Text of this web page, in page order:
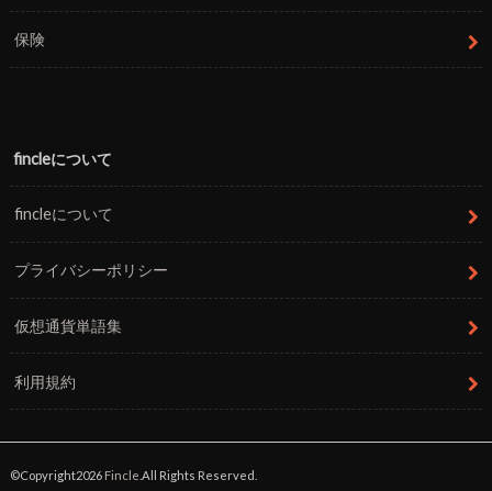
保険
fincleについて
fincleについて
プライバシーポリシー
仮想通貨単語集
利用規約
©Copyright2026 Fincle .All Rights Reserved.